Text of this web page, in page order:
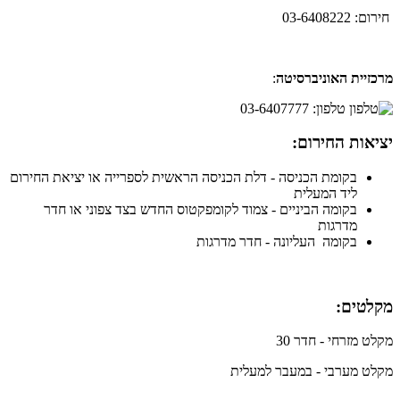
חירום: 03-6408222
מרכזיית האוניברסיטה:
טלפון: 03-6407777
יציאות החירום:
בקומת הכניסה - דלת הכניסה הראשית לספרייה או יציאת החירום
ליד המעלית
בקומה הביניים - צמוד לקומפקטוס החדש בצד צפוני או חדר
מדרגות
בקומה העליונה - חדר מדרגות
מקלטים:
מקלט מזרחי - חדר 30
מקלט מערבי - במעבר למעלית